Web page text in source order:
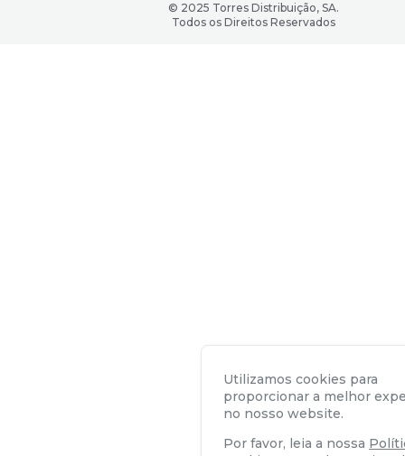
© 2025 Torres Distribuição, SA.
Todos os Direitos Reservados
Utilizamos cookies para
proporcionar a melhor
no nosso website.
Por favor, leia a nossa